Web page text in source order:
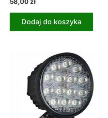
Dodaj do koszyka